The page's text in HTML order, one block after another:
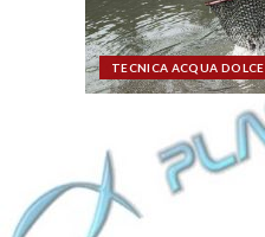
TECNICA ACQUA DOLCE